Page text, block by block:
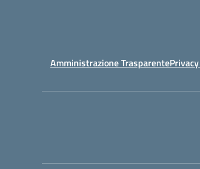
Amministrazione Trasparente